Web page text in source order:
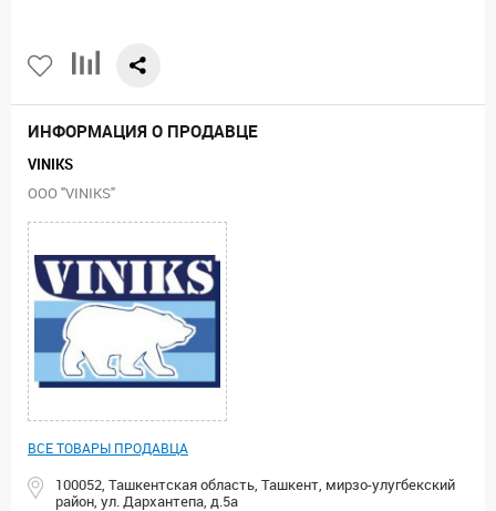
ИНФОРМАЦИЯ О ПРОДАВЦЕ
VINIKS
ООО "VINIKS"
ВСЕ ТОВАРЫ ПРОДАВЦА
100052, Ташкентская область, Ташкент, мирзо-улугбекский
район, ул. Дархантепа, д.5а